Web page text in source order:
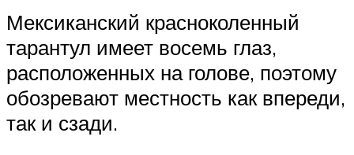
Мексиканский красноколенный
тарантул имеет восемь глаз,
расположенных на голове, поэтому
обозревают местность как впереди,
так и сзади.